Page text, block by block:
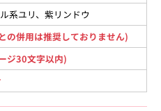
系ユリ、紫リンドウ
の併用は推奨しておりません)
ジ30文字以内)